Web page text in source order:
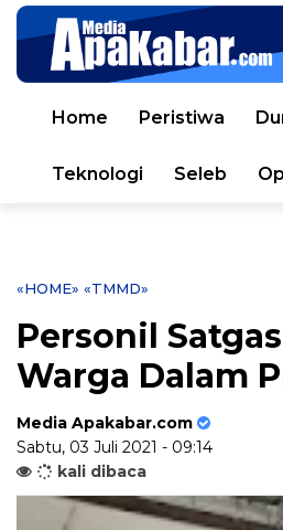
Home Peristiwa
Teknologi Seleb
«HOME» «TMMD»
Personil
Warga Dalam
Media Apakabar.com
Sabtu, 03 Juli 2021 - 09:14
kali dibaca